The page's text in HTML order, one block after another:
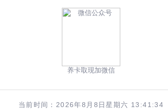
养卡取现加微信
当前时间：2026年8月8日星期六 13:41:34